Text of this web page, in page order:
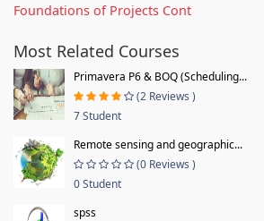
Foundations of Projects Cont
Most Related Courses
Primavera P6 & BOQ (Scheduling...
(2 Reviews )
7 Student
Remote sensing and geographic...
(0 Reviews )
0 Student
spss